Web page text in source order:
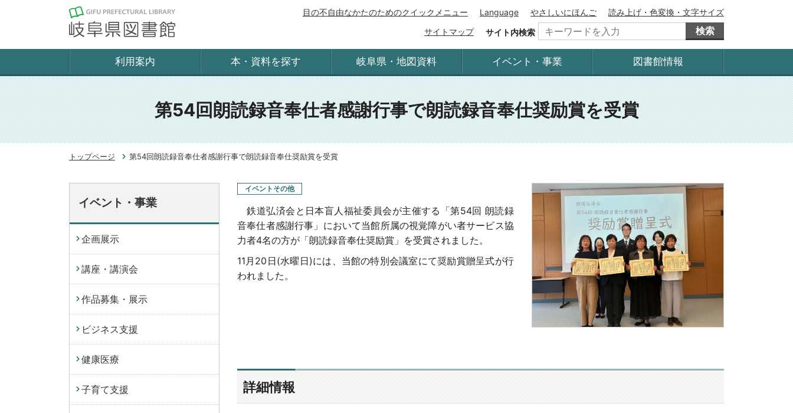
目の不自由なかたのためのクイックメニュー Language やさしいにほんご
読み上げ・色変換・文字サイズ
サイトマップ
サイト内検索 検索
利用案内 本・資料を探す 岐阜県・地図資料 イベント・事業 図書館情報
第54回朗読録音奉仕者感謝行事で朗読録音奉仕奨励賞を受賞
トップページ 第54回朗読録音奉仕者感謝行事で朗読録音奉仕奨励賞を受賞
イベントその他
鉄道弘済会と日本盲人福祉委員会が主催する「第54回 朗読録
音奉仕者感謝行事」において当館所属の視覚障がい者サービス協
力者4名の方が「朗読録音奉仕奨励賞」を受賞されました。
11月20日(水曜日)には、当館の特別会議室にて奨励賞贈呈式が行
われました。
詳細情報
イベント・事業
企画展示
講座・講演会
作品募集・展示
ビジネス支援
健康医療
子育て支援